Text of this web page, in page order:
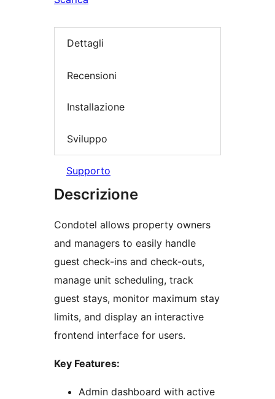
Dettagli
Recensioni
Installazione
Sviluppo
Supporto
Descrizione
Condotel allows property owners
and managers to easily handle
guest check-ins and check-outs,
manage unit scheduling, track
guest stays, monitor maximum stay
limits, and display an interactive
frontend interface for users.
Key Features:
Admin dashboard with active